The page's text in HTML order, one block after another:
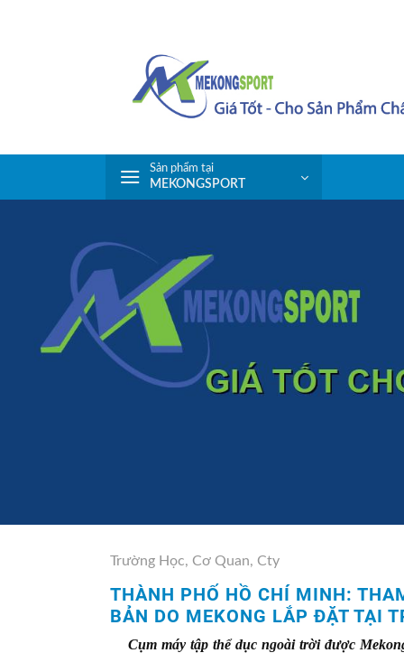
Sản phẩm tại
MEKONGSPORT
Trường Học, Cơ Quan, Cty
THÀNH PHỐ HỒ CHÍ MINH:
BẢN DO MEKONG LẮP ĐẶT TẠI
Cụm máy tập thể dục ngoài trời được